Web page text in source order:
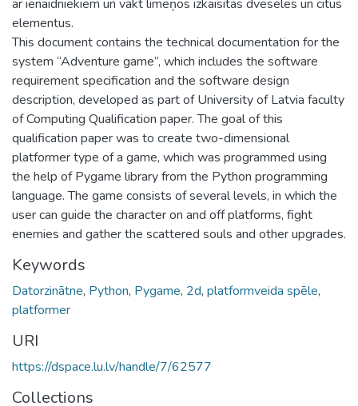
ar ienaidniekiem un vākt līmeņos izkaisītās dvēseles un citus
elementus.
This document contains the technical documentation for the
system “Adventure game”, which includes the software
requirement specification and the software design
description, developed as part of University of Latvia faculty
of Computing Qualification paper. The goal of this
qualification paper was to create two-dimensional
platformer type of a game, which was programmed using
the help of Pygame library from the Python programming
language. The game consists of several levels, in which the
user can guide the character on and off platforms, fight
enemies and gather the scattered souls and other upgrades.
Keywords
Datorzinātne, Python, Pygame, 2d, platformveida spēle,
platformer
URI
https://dspace.lu.lv/handle/7/62577
Collections